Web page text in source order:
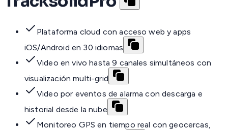
Plataforma cloud con acceso web y apps
iOS/Android en 30 idiomas
Video en vivo hasta 9 canales simultáneos con
visualización multi-grid
Video por eventos de alarma con descarga e
historial desde la nube
Monitoreo GPS en tiempo real con geocercas,